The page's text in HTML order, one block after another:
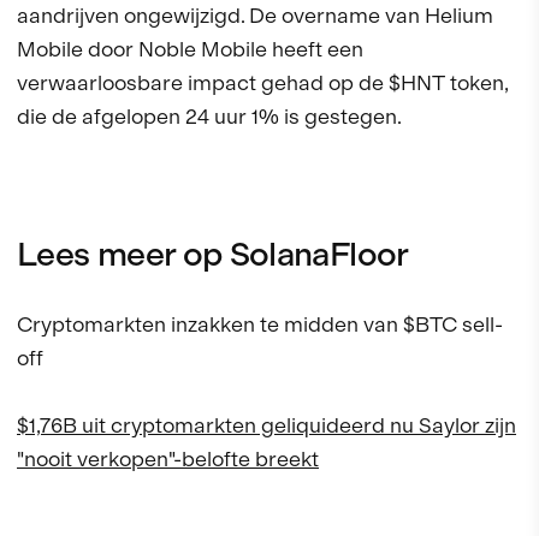
aandrijven ongewijzigd. De overname van Helium
Mobile door Noble Mobile heeft een
verwaarloosbare impact gehad op de $HNT token,
die de afgelopen 24 uur 1% is gestegen.
Lees meer op SolanaFloor
Cryptomarkten inzakken te midden van $BTC sell-
off
$1,76B uit cryptomarkten geliquideerd nu Saylor zijn
"nooit verkopen"-belofte breekt